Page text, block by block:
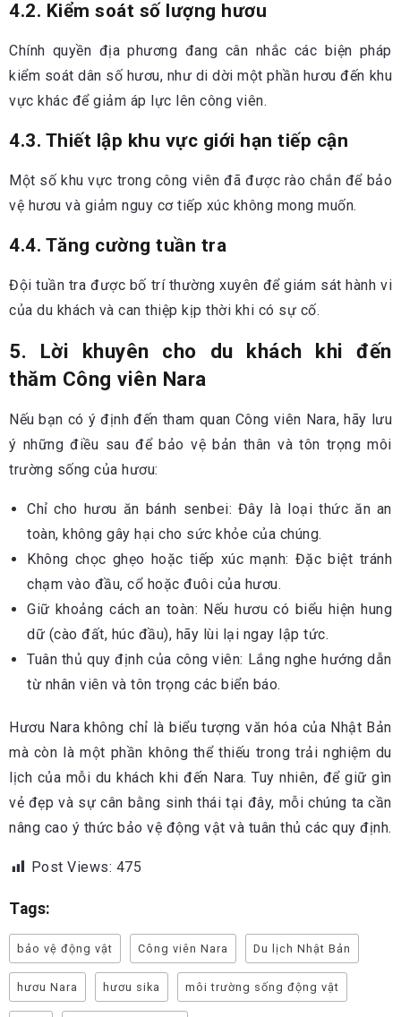
4.2. Kiểm soát số lượng hươu
Chính quyền địa phương đang cân nhắc các biện pháp
kiểm soát dân số hươu, như di dời một phần hươu đến khu
vực khác để giảm áp lực lên công viên.
4.3. Thiết lập khu vực giới hạn tiếp cận
Một số khu vực trong công viên đã được rào chắn để bảo
vệ hươu và giảm nguy cơ tiếp xúc không mong muốn.
4.4. Tăng cường tuần tra
Đội tuần tra được bố trí thường xuyên để giám sát hành vi
của du khách và can thiệp kịp thời khi có sự cố.
5. Lời khuyên cho du khách khi đến
thăm Công viên Nara
Nếu bạn có ý định đến tham quan Công viên Nara, hãy lưu
ý những điều sau để bảo vệ bản thân và tôn trọng môi
trường sống của hươu:
Chỉ cho hươu ăn bánh senbei: Đây là loại thức ăn an
toàn, không gây hại cho sức khỏe của chúng.
Không chọc ghẹo hoặc tiếp xúc mạnh: Đặc biệt tránh
chạm vào đầu, cổ hoặc đuôi của hươu.
Giữ khoảng cách an toàn: Nếu hươu có biểu hiện hung
dữ (cào đất, húc đầu), hãy lùi lại ngay lập tức.
Tuân thủ quy định của công viên: Lắng nghe hướng dẫn
từ nhân viên và tôn trọng các biển báo.
Hươu Nara không chỉ là biểu tượng văn hóa của Nhật Bản
mà còn là một phần không thể thiếu trong trải nghiệm du
lịch của mỗi du khách khi đến Nara. Tuy nhiên, để giữ gìn
vẻ đẹp và sự cân bằng sinh thái tại đây, mỗi chúng ta cần
nâng cao ý thức bảo vệ động vật và tuân thủ các quy định.
Post Views: 475
Tags:
bảo vệ động vật Công viên Nara Du lịch Nhật Bản
hươu Nara hươu sika môi trường sống động vật